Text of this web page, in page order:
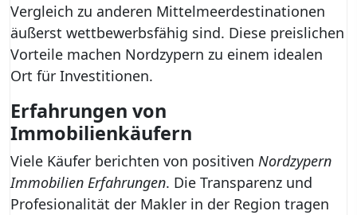
Vergleich zu anderen Mittelmeerdestinationen
äußerst wettbewerbsfähig sind. Diese preislichen
Vorteile machen Nordzypern zu einem idealen
Ort für Investitionen.
Erfahrungen von
Immobilienkäufern
Viele Käufer berichten von positiven Nordzypern
Immobilien Erfahrungen. Die Transparenz und
Profesionalität der Makler in der Region tragen